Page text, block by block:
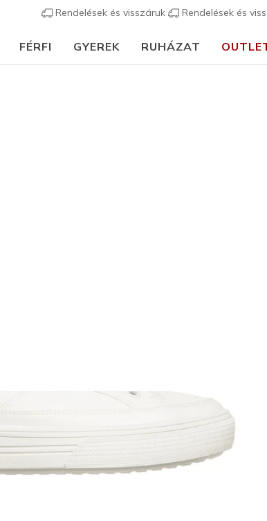
Rendelések és visszáruk Rendelések és
FÉRFI GYEREK RUHÁZAT